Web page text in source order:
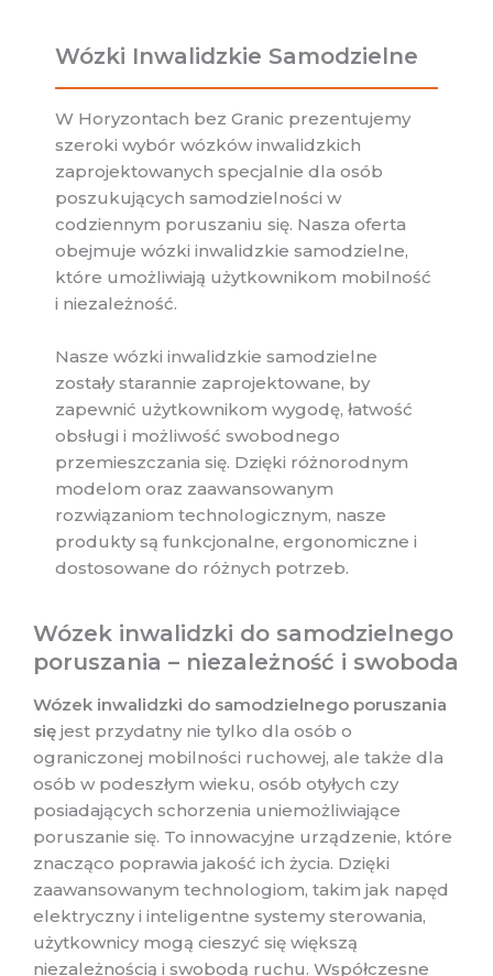
Wózki Inwalidzkie Samodzielne
W Horyzontach bez Granic prezentujemy
szeroki wybór wózków inwalidzkich
zaprojektowanych specjalnie dla osób
poszukujących samodzielności w
codziennym poruszaniu się. Nasza oferta
obejmuje wózki inwalidzkie samodzielne,
które umożliwiają użytkownikom mobilność
i niezależność.
Nasze wózki inwalidzkie samodzielne
zostały starannie zaprojektowane, by
zapewnić użytkownikom wygodę, łatwość
obsługi i możliwość swobodnego
przemieszczania się. Dzięki różnorodnym
modelom oraz zaawansowanym
rozwiązaniom technologicznym, nasze
produkty są funkcjonalne, ergonomiczne i
dostosowane do różnych potrzeb.
Wózek inwalidzki do samodzielnego
poruszania – niezależność i swoboda
Wózek inwalidzki do samodzielnego poruszania
się jest przydatny nie tylko dla osób o
ograniczonej mobilności ruchowej, ale także dla
osób w podeszłym wieku, osób otyłych czy
posiadających schorzenia uniemożliwiające
poruszanie się. To innowacyjne urządzenie, które
znacząco poprawia jakość ich życia. Dzięki
zaawansowanym technologiom, takim jak napęd
elektryczny i inteligentne systemy sterowania,
użytkownicy mogą cieszyć się większą
niezależnością i swobodą ruchu. Współczesne